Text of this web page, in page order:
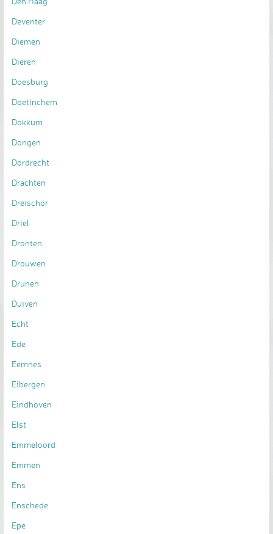
Deventer
Diemen
Dieren
Doesburg
Doetinchem
Dokkum
Dongen
Dordrecht
Drachten
Dreischor
Driel
Dronten
Drouwen
Drunen
Duiven
Echt
Ede
Eemnes
Eibergen
Eindhoven
Elst
Emmeloord
Emmen
Ens
Enschede
Epe